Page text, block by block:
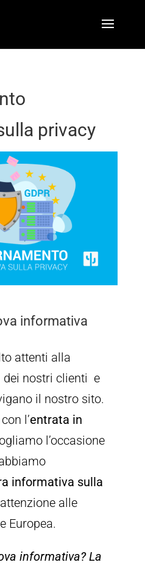
privacy
informativa
attenti alla
dei nostri clienti e
il nostro sito.
l’entrata in
l’occasione
informativa sulla
alle
Europea.
informativa? La